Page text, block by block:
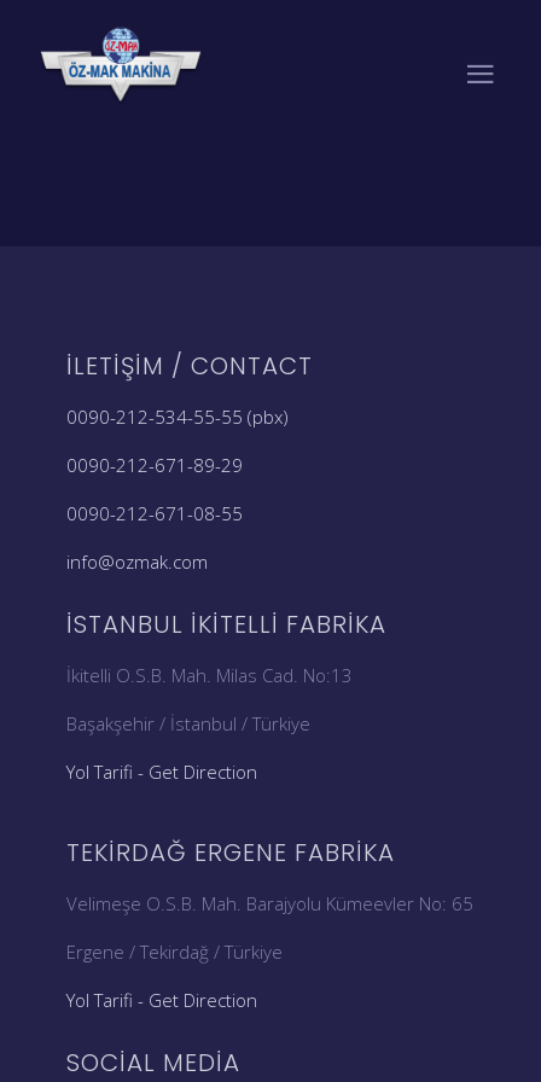
İLETIŞIM / CONTACT
0090-212-534-55-55 (pbx)
0090-212-671-89-29
0090-212-671-08-55
info@ozmak.com
İSTANBUL İKITELLI FABRIKA
İkitelli O.S.B. Mah. Milas Cad. No:13
Başakşehir / İstanbul / Türkiye
Yol Tarifi - Get Direction
TEKIRDAĞ ERGENE FABRIKA
Velimeşe O.S.B. Mah. Barajyolu Kümeevler No: 65
Ergene / Tekirdağ / Türkiye
Yol Tarifi - Get Direction
SOCIAL MEDIA